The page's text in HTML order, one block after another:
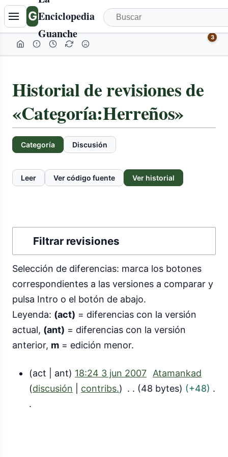
GEnciclopedia
Guanche
3
Historial de revisiones de
«Categoría:Herreños»
Categoría Discusión
Leer Ver código fuente Ver historial
Filtrar revisiones
Selección de diferencias: marca los botones
correspondientes a las versiones a comparar y
pulsa Intro o el botón de abajo.
Leyenda: (act) = diferencias con la versión
actual, (ant) = diferencias con la versión
anterior, m = edición menor.
act ant 18:24 3 jun 2007
Atamankad
discusión
contribs. 48 bytes +48